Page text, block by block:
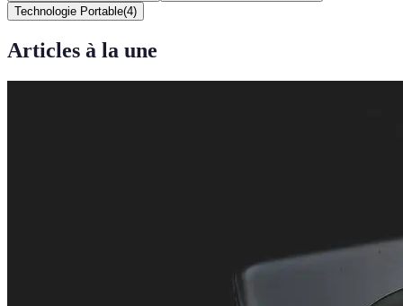
Technologie Portable(4)
Articles à la une